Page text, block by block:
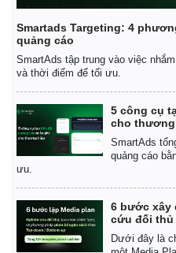
Smartads Targeting: 4
quảng cáo
SmartAds tập trung vào việc
và thời điểm để tối ưu.
5 công cụ
cho thương
SmartAds
quảng cáo
ưu.
6 bước xây
cứu đối
Dưới đây là